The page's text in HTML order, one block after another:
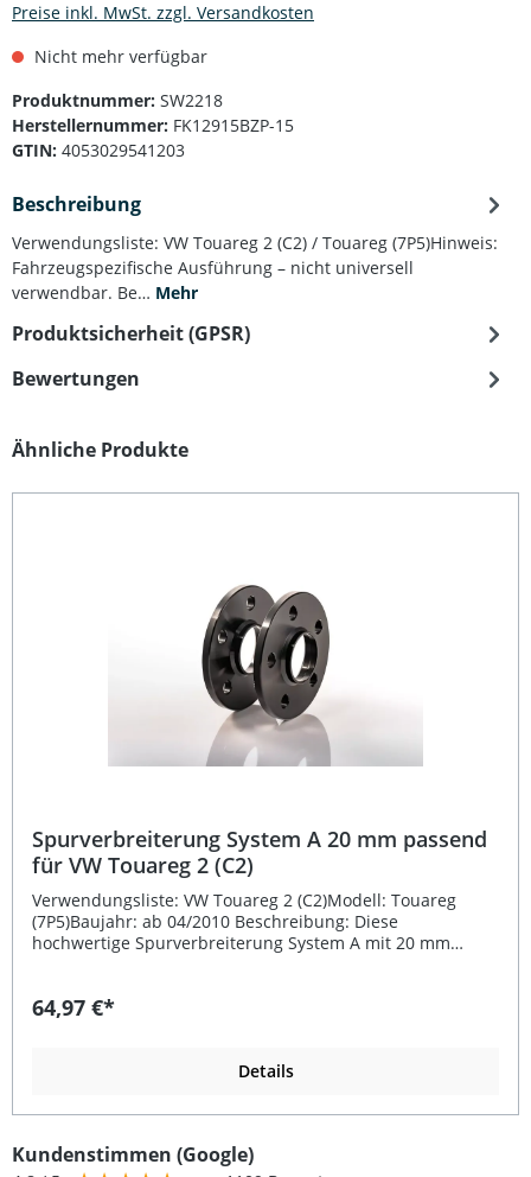
Preise inkl. MwSt. zzgl. Versandkosten
Nicht mehr verfügbar
Produktnummer: SW2218
Herstellernummer: FK12915BZP-15
GTIN: 4053029541203
Beschreibung
Verwendungsliste: VW Touareg 2 (C2) / Touareg (7P5)Hinweis:
Fahrzeugspezifische Ausführung – nicht universell
verwendbar. Be… Mehr
Produktsicherheit (GPSR)
Bewertungen
Produktgalerie überspringen
Ähnliche Produkte
Spurverbreiterung System A 20 mm passend
für VW Touareg 2 (C2)
Verwendungsliste: VW Touareg 2 (C2)Modell: Touareg
(7P5)Baujahr: ab 04/2010 Beschreibung: Diese
hochwertige Spurverbreiterung System A mit 20 mm
bestehen aus hochfestem Aluminium, das auch im
und verbessern gleichzeitig die Fahrzeugoptik sowie das
Sie ein stabileres Kurvenverhalten und einen
Radschrauben direkt an der Originalaufnahme des
64,97 €*
Details
Kundenstimmen (Google)